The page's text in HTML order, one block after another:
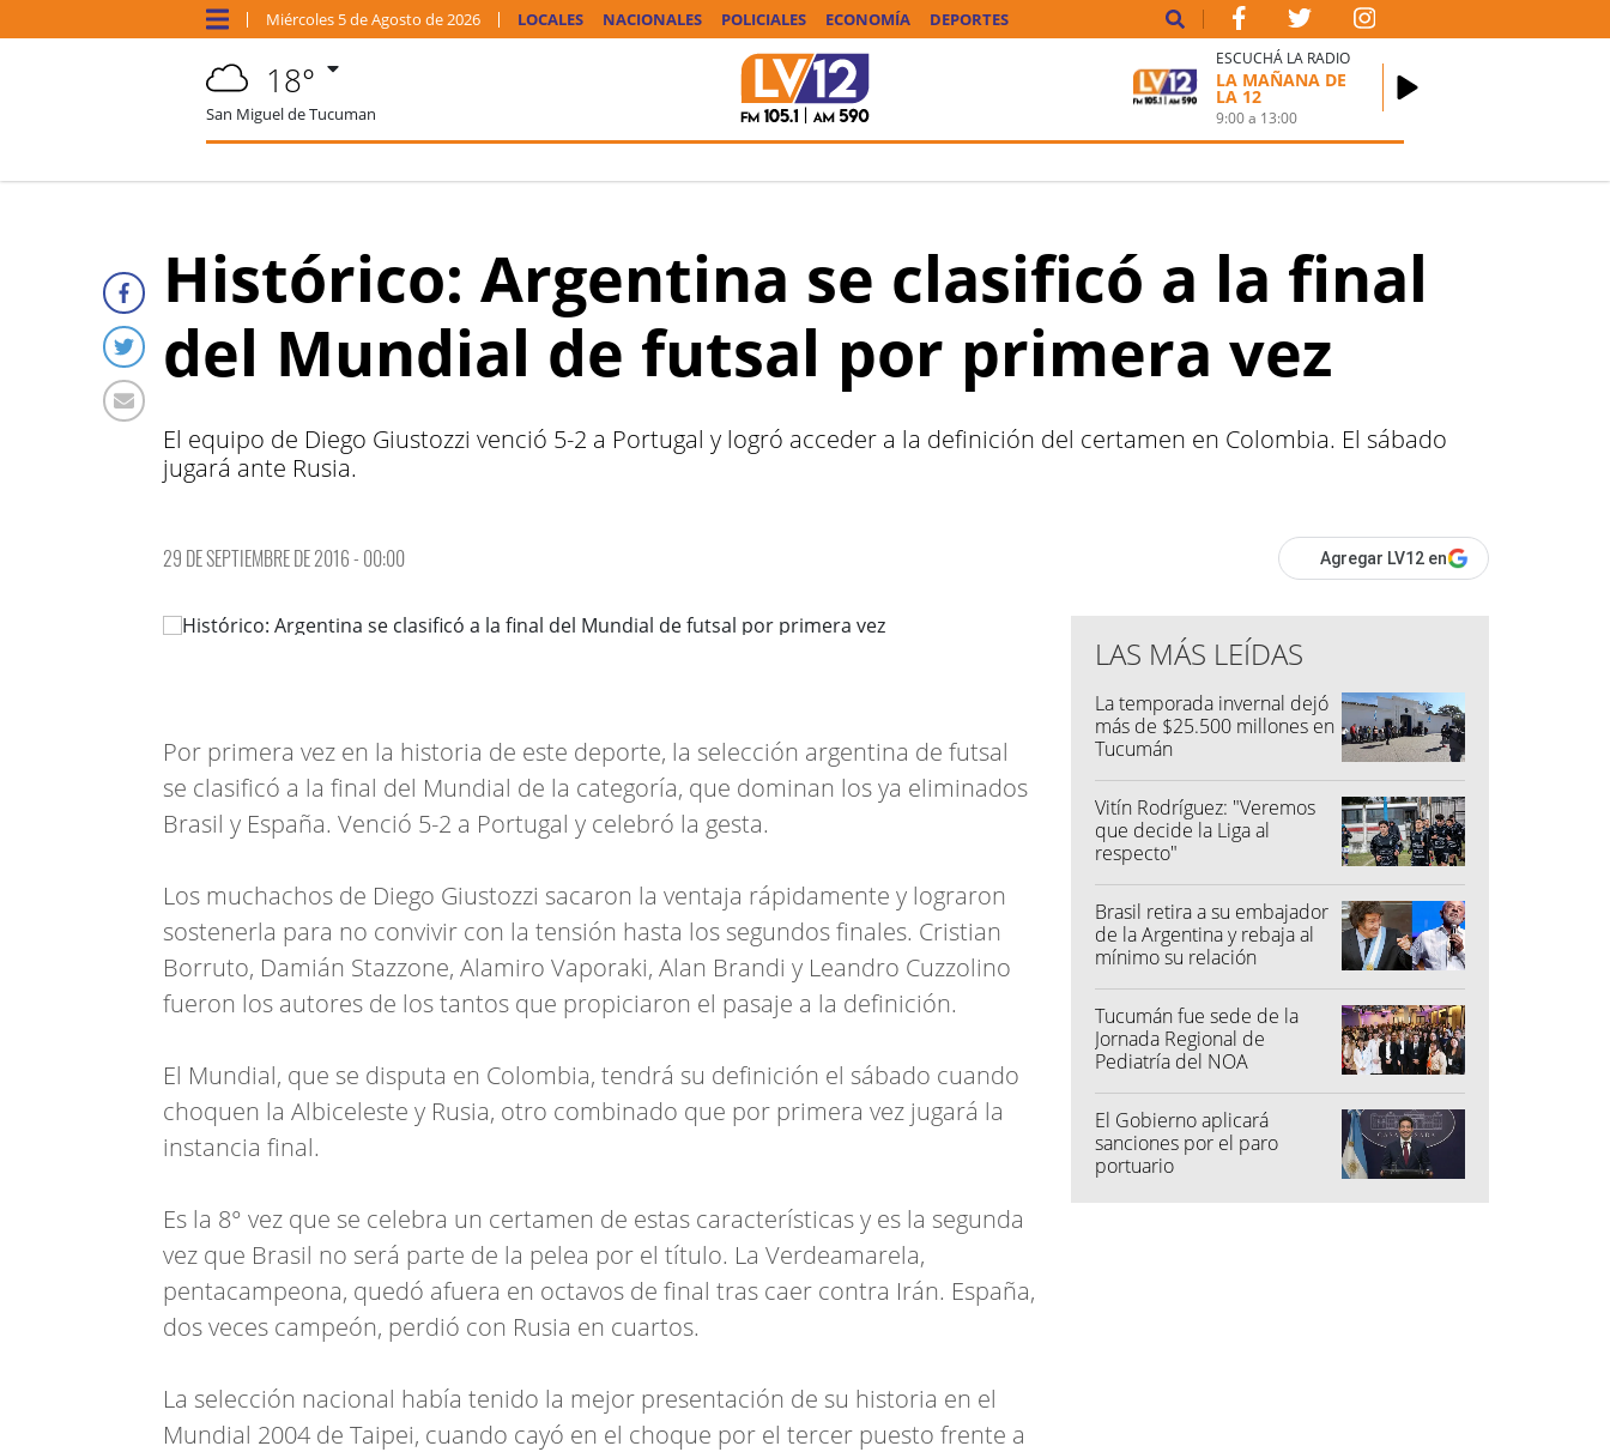
Miércoles 5 deAgosto de 2026 LOCALES NACIONALES POLICIALES ECONOMÍA DEPORTES
18°
San Miguel de Tucuman
ESCUCHÁ LA RADIO
LA MAÑANA DE
LA 12
9:00a 13:00
Histórico: Argentina se clasificó a la final
del Mundial de futsal por primera vez
El equipo de Diego Giustozzi venció 5-2 a Portugal y logró acceder a la definición del certamen en Colombia. El sábado
jugará ante Rusia.
29 DE SEPTIEMBRE DE 2016 - 00:00 Agregar LV12 en
Por primera vez en la historia de este deporte, la selección argentina de futsal
se clasificó a la final del Mundial de la categoría, que dominan los ya eliminados
Brasil y España. Venció 5-2 a Portugal y celebró la gesta.
Los muchachos de Diego Giustozzi sacaron la ventaja rápidamente y lograron
sostenerla para no convivir con la tensión hasta los segundos finales. Cristian
Borruto, Damián Stazzone, Alamiro Vaporaki, Alan Brandi y Leandro Cuzzolino
fueron los autores de los tantos que propiciaron el pasaje a la definición.
El Mundial, que se disputa en Colombia, tendrá su definición el sábado cuando
choquen la Albiceleste y Rusia, otro combinado que por primera vez jugará la
instancia final.
Es la 8° vez que se celebra un certamen de estas características y es la segunda
vez que Brasil no será parte de la pelea por el título. La Verdeamarela,
pentacampeona, quedó afuera en octavos de final tras caer contra Irán. España,
dos veces campeón, perdió con Rusia en cuartos.
La selección nacional había tenido la mejor presentación de su historia en el
Mundial 2004 de Taipei, cuando cayó en el choque por el tercer puesto frente a
LAS MÁS LEÍDAS
La temporada invernal dejó
más de $25.500 millones en
Tucumán
Vitín Rodríguez: "Veremos
que decide la Liga al
respecto"
Brasil retira a su embajador
de la Argentina y rebaja al
mínimo su relación
Tucumán fue sede de la
Jornada Regional de
Pediatría del NOA
El Gobierno aplicará
sanciones por el paro
portuario